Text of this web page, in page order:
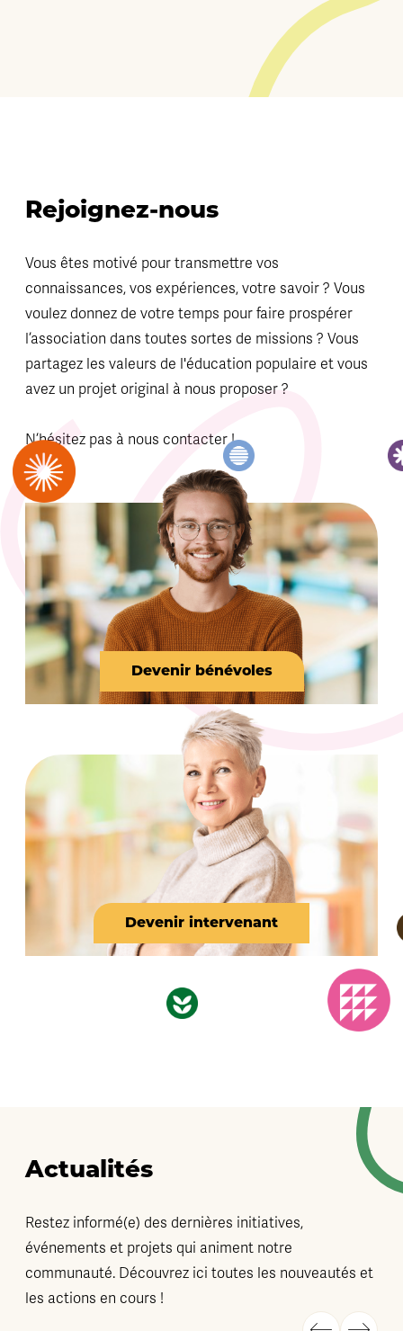
Rejoignez-nous
Vous êtes motivé pour transmettre vos
connaissances, vos expériences, votre savoir ? Vous
voulez donnez de votre temps pour faire prospérer
l’association dans toutes sortes de missions ? Vous
partagez les valeurs de l'éducation populaire et vous
avez un projet original à nous proposer ?
N’hésitez pas à nous contacter !
Devenir bénévoles
Devenir intervenant
Actualités
Restez informé(e) des dernières initiatives,
événements et projets qui animent notre
communauté. Découvrez ici toutes les nouveautés et
les actions en cours !